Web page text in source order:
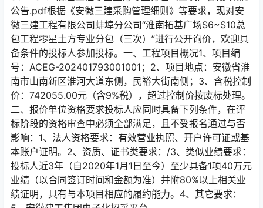
公告.pdf根据《安徽三建采购管理细则》等要求，现对安
徽三建工程有限公司蚌埠分公司“淮南拓基广场S6~S10总
包工程零星土方专业分包（三次）”进行公开询价，欢迎具
备条件的投标人参加投标。一、工程项目概况1、项目编
号：ACEG-202401793001001；2、项目地点：安徽省淮
南市山南新区淮河大道东侧，民裕大街南侧；3、含税控制
价：742055.00元（含9%税），超过控制价按废标处理。
二、报价单位资格要求投标人应同时具备下列条件，在评
标阶段的资格审查中必须全部满足，且不受报名通过与否
影响：1、法人资格要求：有效营业执照、开户许可证或基
本账户证明。2、资质、证书类要求：/3、类似业绩要求：
投标人近3年（自2020年1月1日至今）至少具备1项40万元
业绩（以合同签订时间和金额为准）并附80%以上相关业
绩证明，具有与本项目相应的履约能力。4、其它要求：